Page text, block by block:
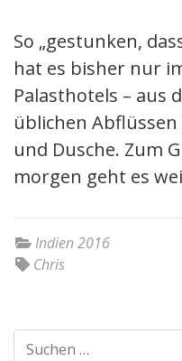
So „gestunken,
hat es bisher nur
Palasthotels – aus
üblichen Abflüssen
und Dusche. Zum
morgen geht es
Indien 2016
Chris
Suchen